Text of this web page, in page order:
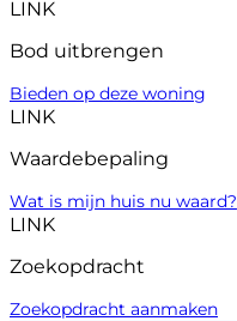
LINK
Bod uitbrengen
Bieden op deze woning
LINK
Waardebepaling
Wat is mijn huis nu waard?
LINK
Zoekopdracht
Zoekopdracht aanmaken